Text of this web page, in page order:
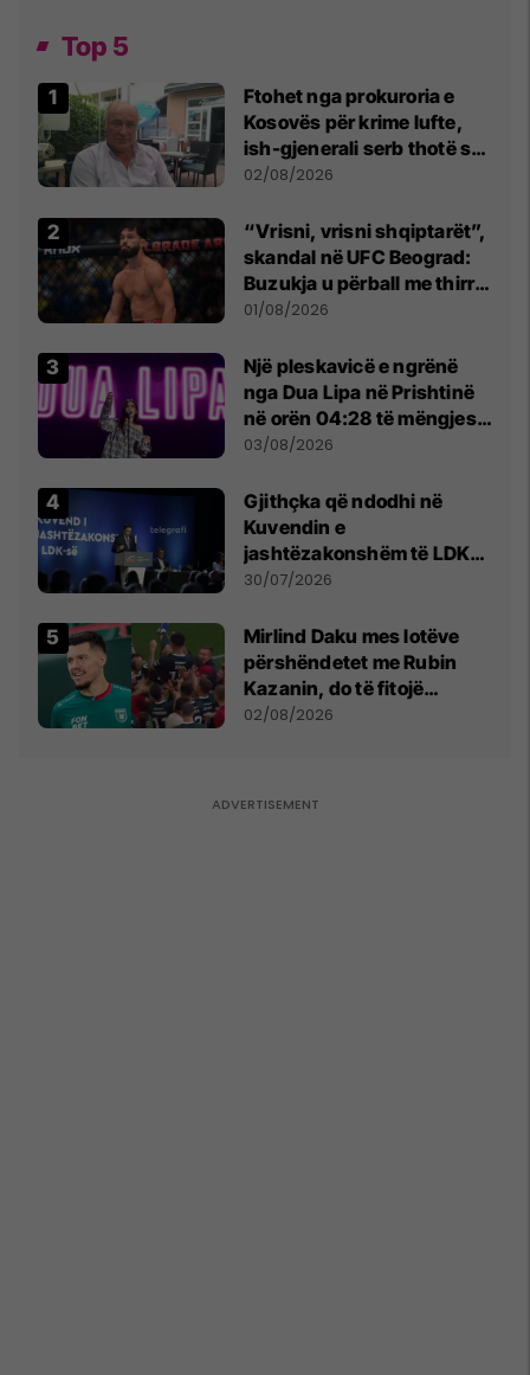
Top 5
Ftohet nga prokuroria e
Kosovës për krime lufte,
ish-gjenerali serb thotë se
dikush e tradhtoi në
02/08/2026
“Vrisni, vrisni shqiptarët”,
skandal në UFC Beograd:
Buzukja u përball me thirrje
anti-shqiptare nga
01/08/2026
Një pleskavicë e ngrënë
nga Dua Lipa në Prishtinë
në orën 04:28 të mëngjesit
- dhe bota digjitale serbe
03/08/2026
Gjithçka që ndodhi në
Kuvendin e
jashtëzakonshëm të LDK-
së
30/07/2026
Mirlind Daku mes lotëve
përshëndetet me Rubin
Kazanin, do të fitojë
miliona te Spartak Moska
02/08/2026